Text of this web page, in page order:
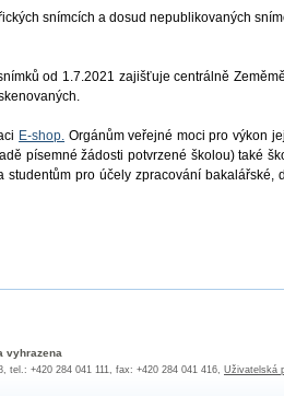
snímcích a dosud nepublikovaných
od 1.7.2021 zajišťuje centrálně
E-shop. Orgánům veřejné moci pro výkon
písemné žádosti potvrzené školou) také
studentům pro účely zpracování
vyhrazena
tel.: +420 284 041 111, fax: +420 284 041 416, Uživatelská